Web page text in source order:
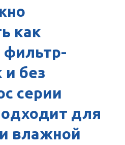
как
без
серии
для
влажной